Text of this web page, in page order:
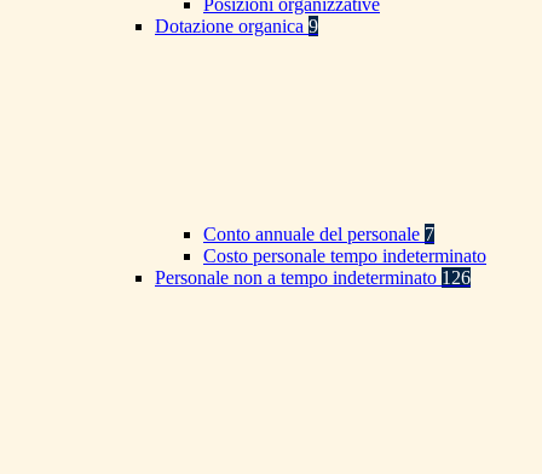
Posizioni organizzative
Dotazione organica 9
Conto annuale del personale 7
Costo personale tempo indeterminato
Personale non a tempo indeterminato 126